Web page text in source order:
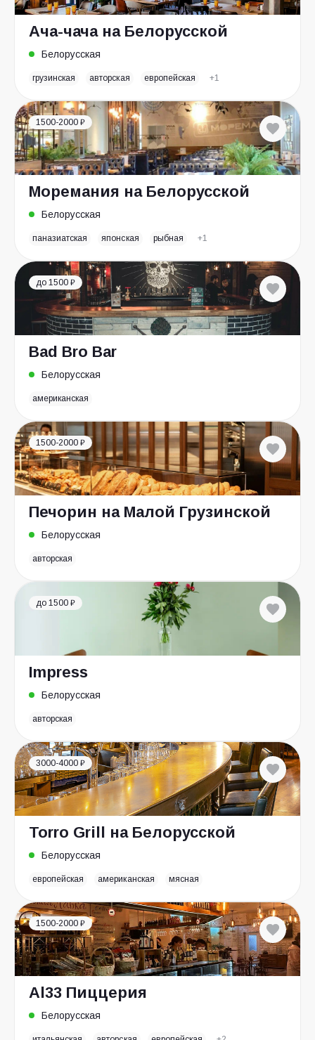
Ача-чача на Белорусской
Белорусская
грузинская авторская европейская +1
1500-2000 ₽
Моремания на Белорусской
Белорусская
паназиатская японская рыбная +1
до 1500 ₽
Bad Bro Bar
Белорусская
американская
1500-2000 ₽
Печорин на Малой Грузинской
Белорусская
авторская
до 1500 ₽
Impress
Белорусская
авторская
3000-4000 ₽
Torro Grill на Белорусской
Белорусская
европейская американская мясная
1500-2000 ₽
Al33 Пиццерия
Белорусская